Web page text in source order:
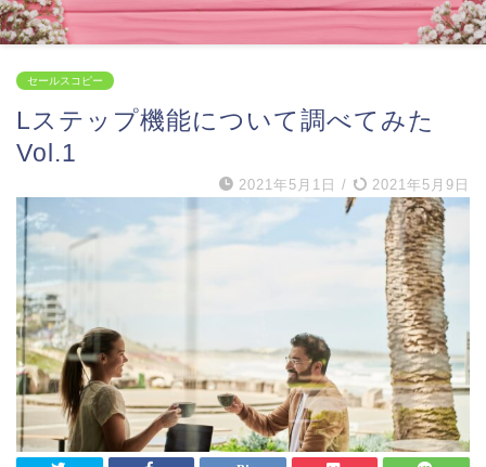
セールスコピー
Lステップ機能について調べてみた
Vol.1
2021年5月1日 / 2021年5月9日